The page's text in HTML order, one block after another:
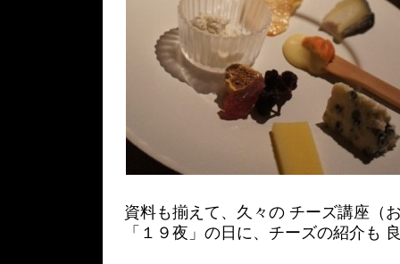
資料も揃えて、久々の チーズ講座（
「１９夜」の日に、チーズの紹介も